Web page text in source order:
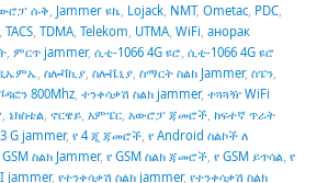
ሱቅ Jammer ዩኬ, Lojack, NMT, Ometac, PDC,
TACS, TDMA, Telekom UTMA, WiFi анорак
, ምርጥ jammer, ሲቲ-1066 4G ዩሮ ሲቲ-1066 4G ዩሮ
ስሎቫኪያ, ስሎቬኒያ, ስማርት ስልክ Jammer, ስፔን,
800Mhz, ተንቀሳቃሽ ስልክ jammer, ተጓጓዥ WiFi
ኔክስቴል ኖርዌይ, አምፔር, አውሮፓ ጃመሮች, ከፍተኛ ጥራት
G jammer, የ 4 ጂ ጃመሮች, የ Android ስልኮች ለ
GSM ስልክ Jammer, የ GSM ስልክ ጃመሮች, የ GSM ይጥሳል የ
jammer, የተንቀሳቃሽ ስልክ jammer, የተንቀሳቃሽ ስልክ